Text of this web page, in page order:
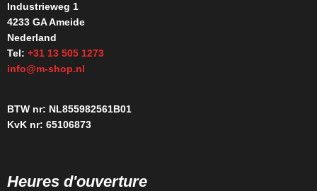
Industrieweg 1
4233 GA Ameide
Nederland
Tel: +31 13 505 1273
info@m-shop.nl
BTW nr: NL855982561B01
KvK nr: 65106873
Heures d'ouverture